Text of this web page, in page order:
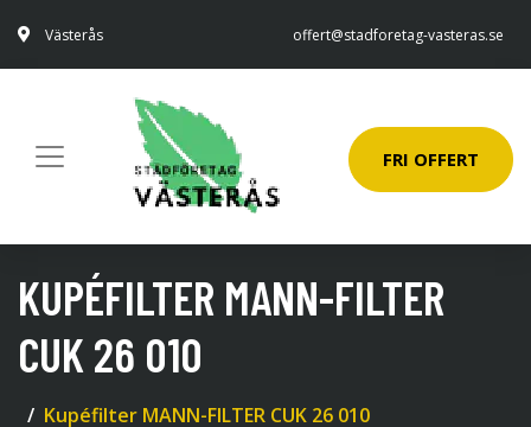
Västerås offert@stadforetag-vasteras.se
FRI OFFERT
KUPÉFILTER MANN-FILTER
CUK 26 010
Kupéfilter MANN-FILTER CUK 26 010